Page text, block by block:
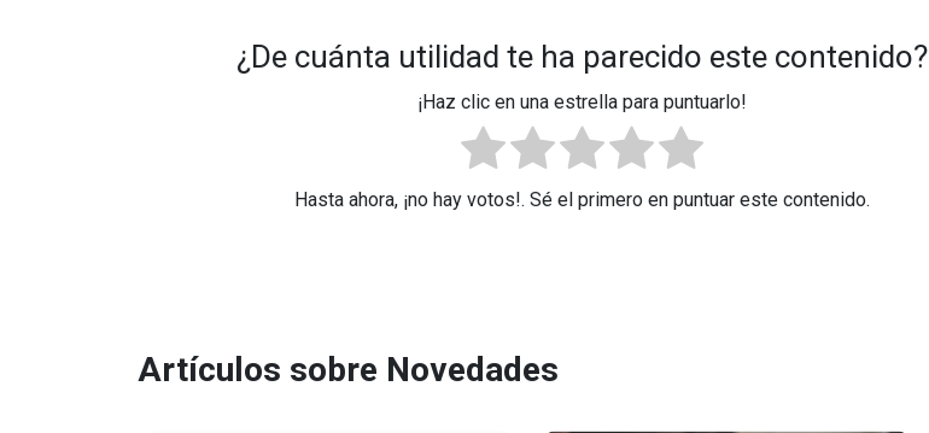
¿De cuánta utilidad te ha parecido este contenido?
¡Haz clic en una estrella para puntuarlo!
Hasta ahora, ¡no hay votos!. Sé el primero en puntuar este contenido.
Artículos sobre Novedades